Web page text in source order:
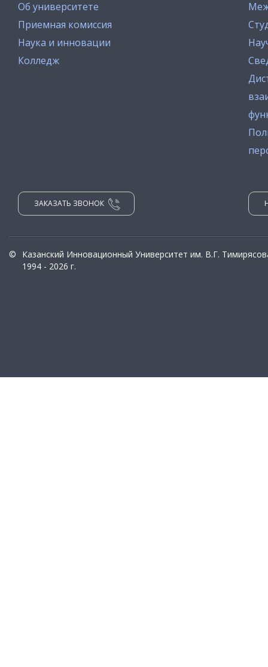
Об университете
Приемная комиссия
Наука и инновации
Колледж
ЗАКАЗАТЬ ЗВОНОК
©
Казанский Инновационный Университет им. В.Г.
1994 - 2026 г.